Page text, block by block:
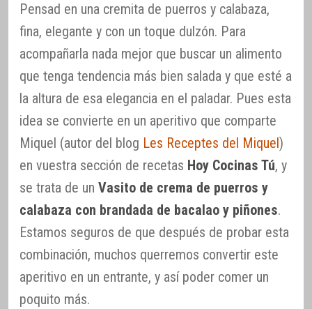
Pensad en una cremita de puerros y calabaza,
fina, elegante y con un toque dulzón. Para
acompañarla nada mejor que buscar un alimento
que tenga tendencia más bien salada y que esté a
la altura de esa elegancia en el paladar. Pues esta
idea se convierte en un aperitivo que comparte
Miquel (autor del blog Les Receptes del Miquel)
en vuestra sección de recetas Hoy Cocinas Tú, y
se trata de un Vasito de crema de puerros y
calabaza con brandada de bacalao y piñones.
Estamos seguros de que después de probar esta
combinación, muchos querremos convertir este
aperitivo en un entrante, y así poder comer un
poquito más.